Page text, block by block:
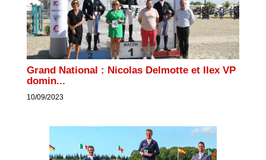
Grand National : Nicolas Delmotte et Ilex VP
domin...
10/09/2023